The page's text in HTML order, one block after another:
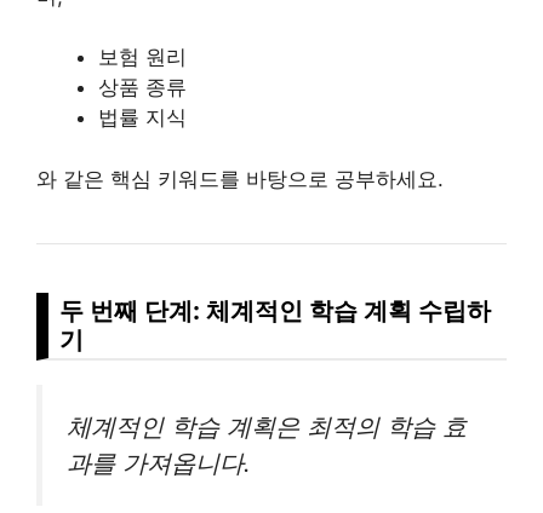
보험 원리
상품 종류
법률 지식
와 같은 핵심 키워드를 바탕으로 공부하세요.
두 번째 단계: 체계적인 학습 계획 수립하
기
체계적인 학습 계획은 최적의 학습 효
과를 가져옵니다.